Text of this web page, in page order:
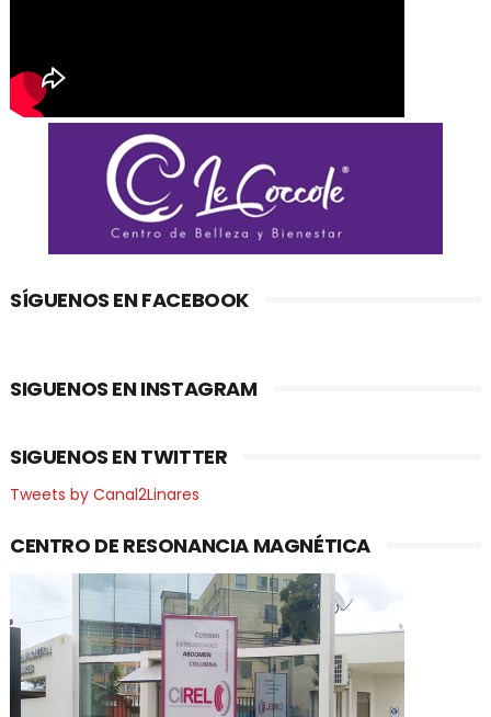
SÍGUENOS EN FACEBOOK
SIGUENOS EN INSTAGRAM
SIGUENOS EN TWITTER
Tweets by Canal2Linares
CENTRO DE RESONANCIA MAGNÉTICA